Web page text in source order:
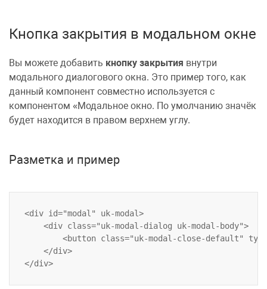
Кнопка закрытия в модальном окне
Вы можете добавить кнопку закрытия внутри
модального диалогового окна. Это пример того, как
данный компонент совместно используется с
компонентом
Модальное окно. По умолчанию значёк
будет находится в правом верхнем углу.
Разметка и пример
<div id="modal" uk-modal>
    <div class="uk-modal-dialog uk-modal-body">
<button class="uk-modal-close-default"
    </div>